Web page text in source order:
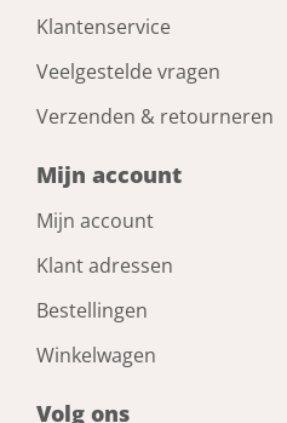
Klantenservice
Veelgestelde vragen
Verzenden & retourneren
Mijn account
Mijn account
Klant adressen
Bestellingen
Winkelwagen
Volg ons